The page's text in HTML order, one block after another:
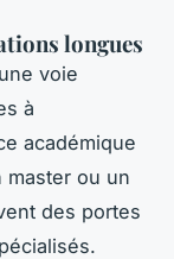
longues
voie
à
académique
master ou un
des portes